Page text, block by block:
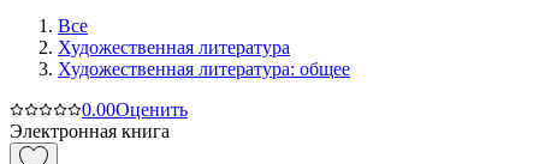
Все
Художественная литература
Художественная литература: общее
0.00Оценить
Электронная книга